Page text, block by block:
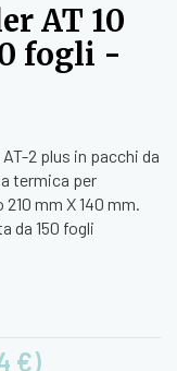
AT 10
fogli -
AT-2 plus in pacchi da
termica per
mm X 140 mm.
da 150 fogli
€)